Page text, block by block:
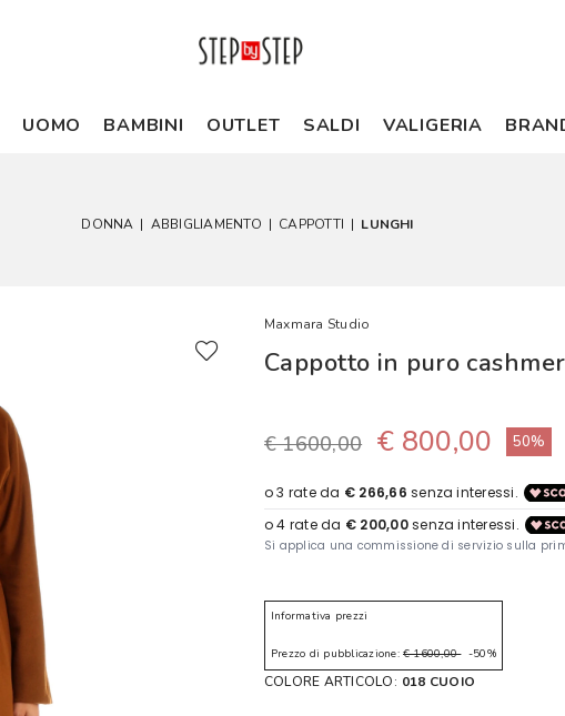
UOMO BAMBINI OUTLET SALDI VALIGERIA
DONNA | ABBIGLIAMENTO | CAPPOTTI | LUNGHI
Maxmara Studio
Cappotto in puro
€ 1600,00 € 800,00 50%
Informativa prezzi
Prezzo di pubblicazione: € 1600,00-50%
COLORE ARTICOLO: 018 CUOIO